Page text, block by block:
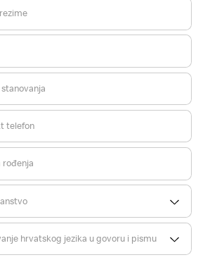
telefon
rođenja
hrvatskog jezika u govoru i pismu